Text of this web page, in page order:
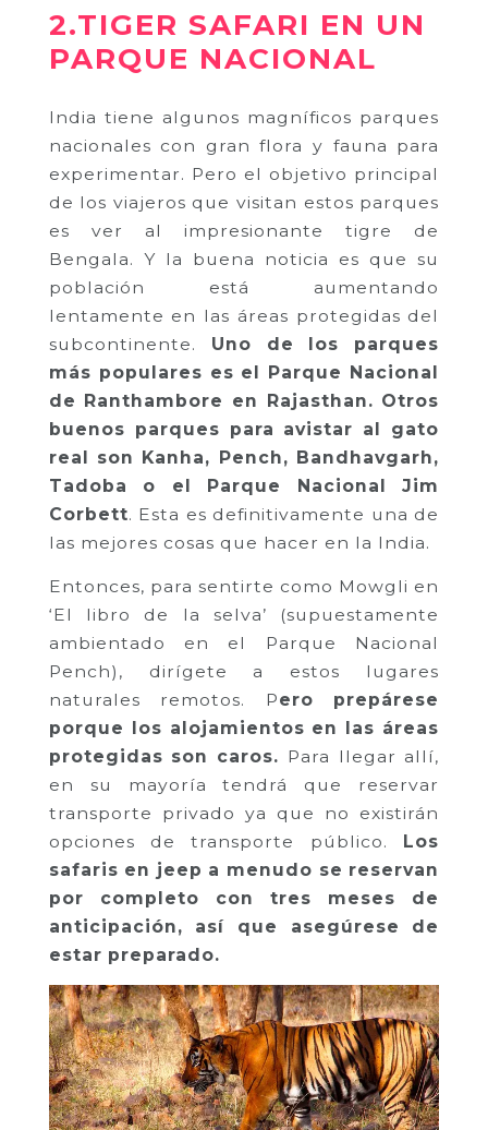
2.TIGER SAFARI EN UN
PARQUE NACIONAL
India tiene algunos magníficos parques
nacionales con gran flora y fauna para
experimentar. Pero el objetivo principal
de los viajeros que visitan estos parques
es ver al impresionante tigre de
Bengala. Y la buena noticia es que su
población está aumentando
lentamente en las áreas protegidas del
subcontinente. Uno de los parques
más populares es el Parque Nacional
de Ranthambore en Rajasthan. Otros
buenos parques para avistar al gato
real son Kanha, Pench, Bandhavgarh,
Tadoba o el Parque Nacional Jim
Corbett. Esta es definitivamente una de
las mejores cosas que hacer en la India.
Entonces, para sentirte como Mowgli en
‘El libro de la selva’ (supuestamente
ambientado en el Parque Nacional
Pench), dirígete a estos lugares
naturales remotos. Pero prepárese
porque los alojamientos en las áreas
protegidas son caros. Para llegar allí,
en su mayoría tendrá que reservar
transporte privado ya que no existirán
opciones de transporte público. Los
safaris en jeep a menudo se reservan
por completo con tres meses de
anticipación, así que asegúrese de
estar preparado.